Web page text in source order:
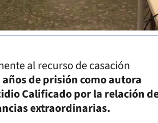
al recurso de casación
de prisión como autora
Calificado por la relación
extraordinarias.